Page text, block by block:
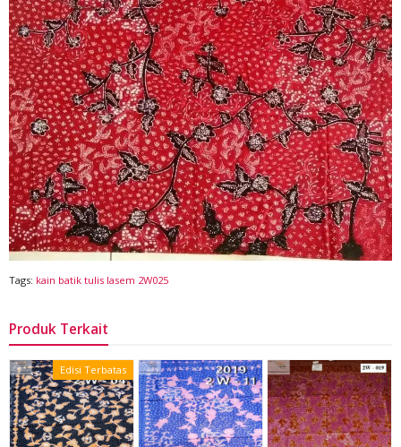
Tags: kain batik tulis lasem 2W025
Produk Terkait
Edisi Terbatas